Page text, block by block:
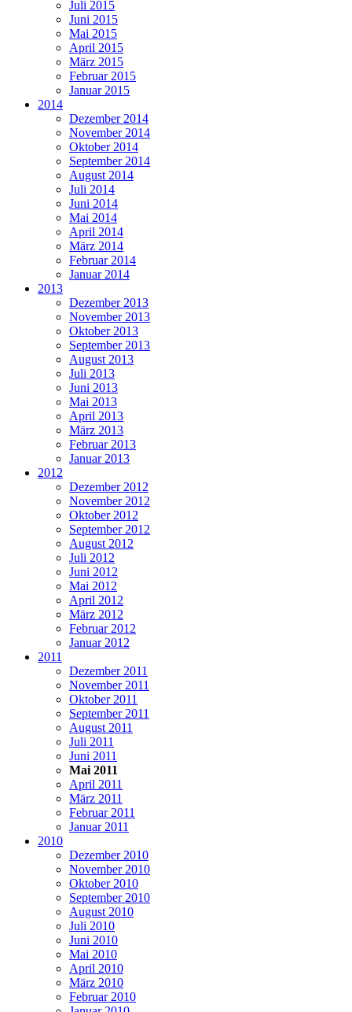
Juli 2015
Juni 2015
Mai 2015
April 2015
März 2015
Februar 2015
Januar 2015
2014
Dezember 2014
November 2014
Oktober 2014
September 2014
August 2014
Juli 2014
Juni 2014
Mai 2014
April 2014
März 2014
Februar 2014
Januar 2014
2013
Dezember 2013
November 2013
Oktober 2013
September 2013
August 2013
Juli 2013
Juni 2013
Mai 2013
April 2013
März 2013
Februar 2013
Januar 2013
2012
Dezember 2012
November 2012
Oktober 2012
September 2012
August 2012
Juli 2012
Juni 2012
Mai 2012
April 2012
März 2012
Februar 2012
Januar 2012
2011
Dezember 2011
November 2011
Oktober 2011
September 2011
August 2011
Juli 2011
Juni 2011
Mai 2011
April 2011
März 2011
Februar 2011
Januar 2011
2010
Dezember 2010
November 2010
Oktober 2010
September 2010
August 2010
Juli 2010
Juni 2010
Mai 2010
April 2010
März 2010
Februar 2010